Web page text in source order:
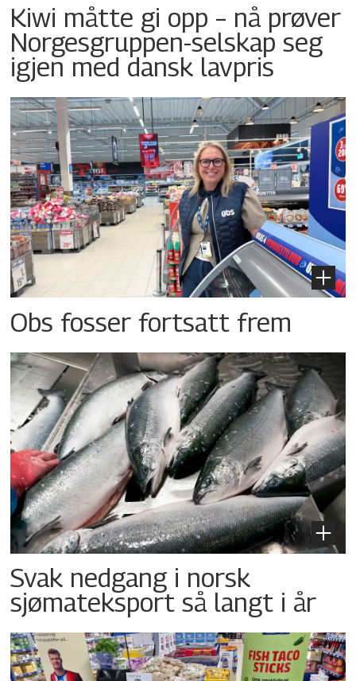
Kiwi måtte gi opp – nå prøver
Norgesgruppen-selskap seg
igjen med dansk lavpris
Obs fosser fortsatt frem
Svak nedgang i norsk
sjømateksport så langt i år